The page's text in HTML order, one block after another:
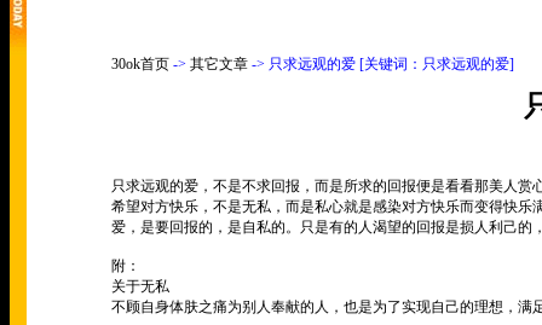
30ok首页 -> 其它文章 -> 只求远观的爱 [关键词：只求远观的爱]
只求远观的爱，不是不求回报，而是所求的回报便是看看那美人赏
希望对方快乐，不是无私，而是私心就是感染对方快乐而变得快乐
爱，是要回报的，是自私的。只是有的人渴望的回报是损人利己的
附：
关于无私
不顾自身体肤之痛为别人奉献的人，也是为了实现自己的理想，